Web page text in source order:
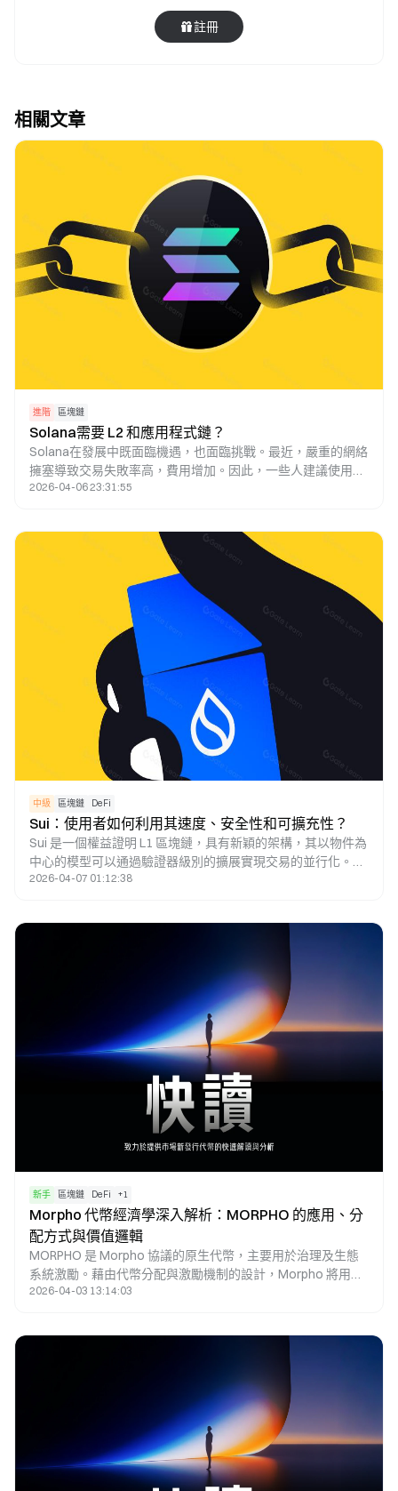
註冊
相關文章
進階 區塊鏈
Solana需要 L2 和應用程式鏈？
Solana在發展中既面臨機遇，也面臨挑戰。最近，嚴重的網絡
擁塞導致交易失敗率高，費用增加。因此，一些人建議使用
Layer 2和應用鏈技術來解決這個問題。本文探討了該策略的可
2026-04-06 23:31:55
中級 區塊鏈 DeFi
Sui：使用者如何利用其速度、安全性和可擴充性？
Sui 是一個權益證明 L1 區塊鏈，具有新穎的架構，其以物件為
中心的模型可以通過驗證器級別的擴展實現交易的並行化。在
這篇研究論文中，將介紹Sui區塊鏈的獨特功能，將介紹SUI代
2026-04-07 01:12:38
新手 區塊鏈 DeFi +1
Morpho 代幣經濟學深入解析：MORPHO 的應用、分
配方式與價值邏輯
MORPHO 是 Morpho 協議的原生代幣，主要用於治理及生態
系統激勵。藉由代幣分配與激勵機制的設計，Morpho 將用戶
行為、協議發展與治理權利緊密結合，進而在去中心化借貸體
2026-04-03 13:14:03